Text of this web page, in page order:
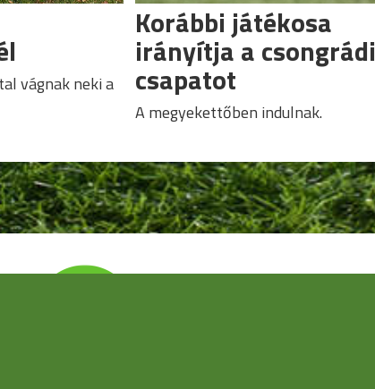
vágnak neki a
Korábbi játékosa
irányítja a csongrádi
csapatot
A megyekettőben indulnak.